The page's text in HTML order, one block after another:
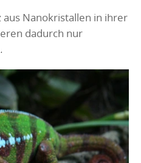
aus Nanokristallen in ihrer
dadurch nur